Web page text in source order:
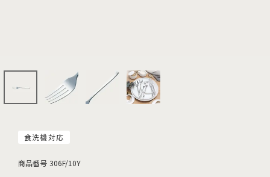
食洗機対応
商品番号 306F/10Y